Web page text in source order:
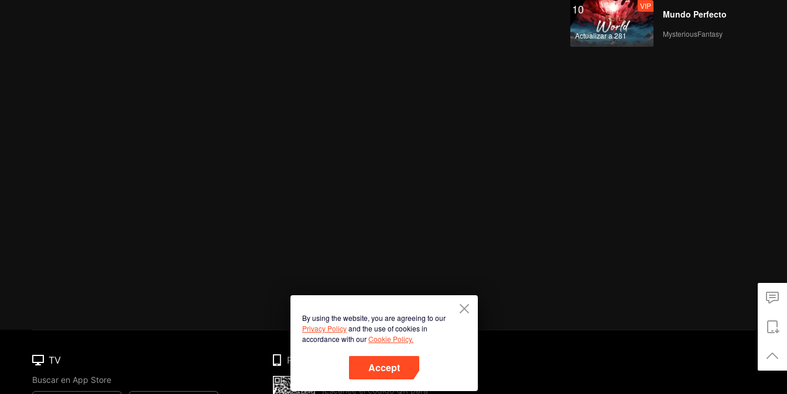
10
Actualizar a 281
VIP
Mundo Perfecto
MysteriousFantasy
By using the website, you are agreeing to our
Privacy Policyand the use of cookies in
accordance with ourCookie Policy.
Accept
TV
Buscar en App Store
Phone
¡Escanee el código QR para